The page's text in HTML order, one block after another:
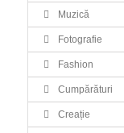
Muzică
Fotografie
Fashion
Cumpărături
Creație